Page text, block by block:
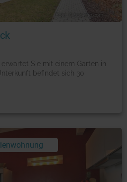
Foto: © booking.com
erwartet Sie mit einem Garten in
befindet sich 30